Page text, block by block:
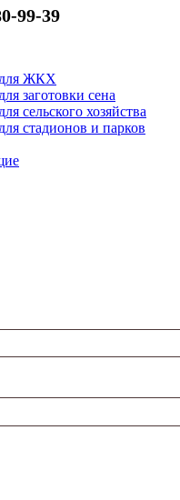
99-39
для ЖКХ
заготовки сена
сельского хозяйства
стадионов и парков